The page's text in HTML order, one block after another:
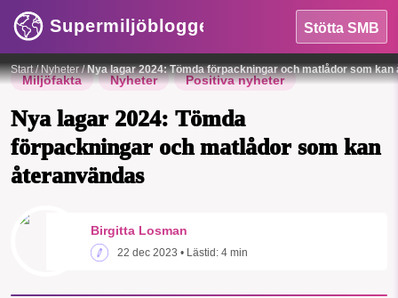
Supermiljöbloggen Stötta SMB
OMRÅDEN
Start/Nyheter/Nya lagar 2024: Tömda förpackningar och matlådor som kan
Miljöfakta Nyheter Positiva nyheter
Nya lagar 2024: Tömda
förpackningar och matlådor som kan
återanvändas
Foto:pixabay
Birgitta Losman
22 dec 2023 • Lästid: 4 min
starten 2010 har vår ideella redaktion
drivit miljödebatten framåt genom